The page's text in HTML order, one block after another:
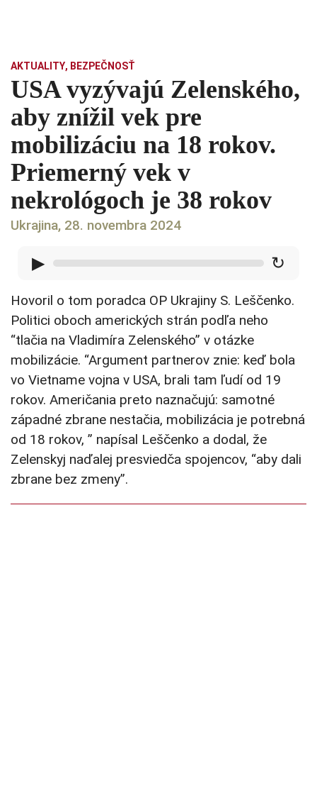
AKTUALITY, BEZPEČNOSŤ
USA vyzývajú Zelenského,
aby znížil vek pre
mobilizáciu na 18 rokov.
Priemerný vek v
nekrológoch je 38 rokov
Ukrajina, 28. novembra 2024
▶ ↻
Hovoril o tom poradca OP Ukrajiny S. Leščenko.
Politici oboch amerických strán podľa neho
“tlačia na Vladimíra Zelenského” v otázke
mobilizácie. “Argument partnerov znie: keď bola
vo Vietname vojna v USA, brali tam ľudí od 19
rokov. Američania preto naznačujú: samotné
západné zbrane nestačia, mobilizácia je potrebná
od 18 rokov, ” napísal Leščenko a dodal, že
Zelenskyj naďalej presviedča spojencov, “aby dali
zbrane bez zmeny”.